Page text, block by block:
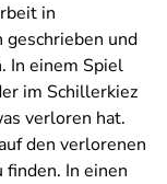
in
und
In einem Spiel
im Schillerkiez
verloren hat.
den verlorenen
finden. In einen